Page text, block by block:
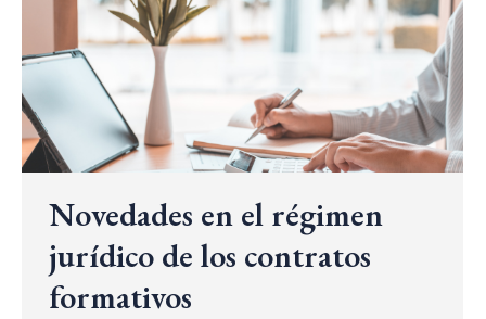
Novedades en el régimen
jurídico de los contratos
formativos